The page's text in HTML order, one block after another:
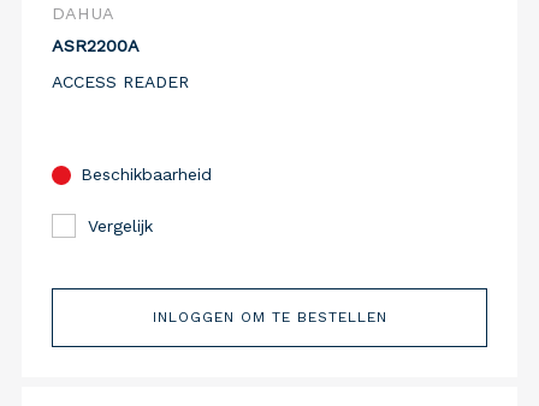
DAHUA
ASR2200A
ACCESS READER
Beschikbaarheid
Vergelijk
INLOGGEN OM TE BESTELLEN